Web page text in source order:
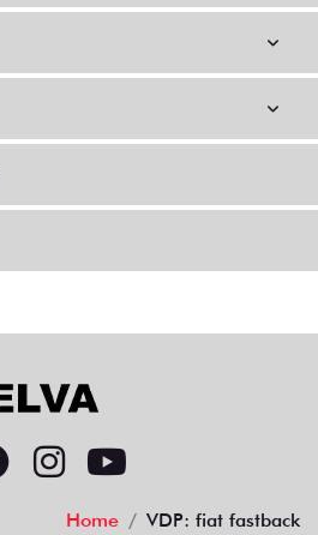
Home VDP: fiat fastback